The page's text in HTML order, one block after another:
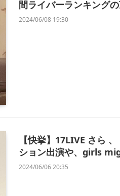
間ライバーランキングの
2024/06/08 19:30
【快挙】17LIVE さら
ション出演や、girls
2024/06/06 20:35